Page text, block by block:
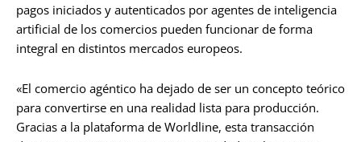
pagos iniciados y autenticados por agentes de inteligencia
artificial de los comercios pueden funcionar de forma
integral en distintos mercados europeos.
«El comercio agéntico ha dejado de ser un concepto teórico
para convertirse en una realidad lista para producción.
Gracias a la plataforma de Worldline, esta transacción